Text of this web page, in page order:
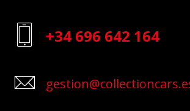
+34 696 642 164